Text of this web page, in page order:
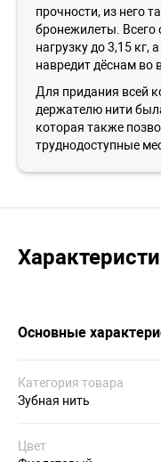
прочности, из него
бронежилеты. Всего
нагрузку до 3,15 кг,
навредит дёснам во
Для придания всей
держателю нити
которая также
труднодоступные
Основные
Категория товара
Зубная нить
Цвет